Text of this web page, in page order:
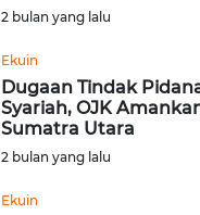
2 bulan yang lalu
Ekuin
Dugaan Tindak
Syariah, OJK
Sumatra Utara
2 bulan yang lalu
Ekuin